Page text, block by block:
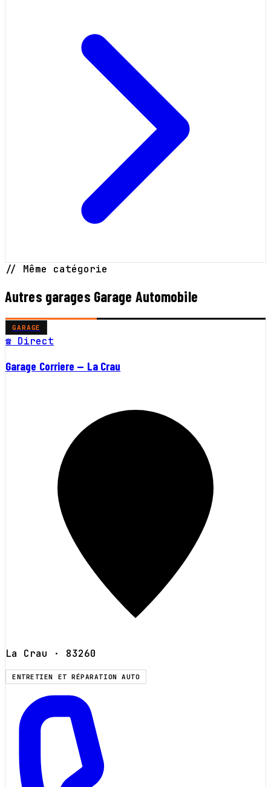
// Même catégorie
Autres garages Garage Automobile
GARAGE
☎ Direct
Garage Corriere — La Crau
La Crau · 83260
ENTRETIEN ET RÉPARATION AUTO